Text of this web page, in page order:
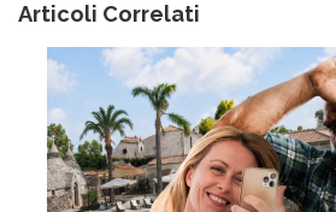
Articoli Correlati